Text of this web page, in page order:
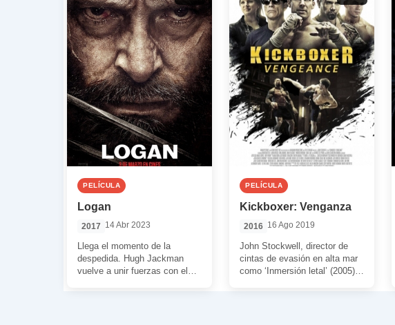
PELÍCULA
Logan
2017 14 Abr 2023
Llega el momento de la
despedida. Hugh Jackman
vuelve a unir fuerzas con el
PELÍCULA
Kickboxer: Venganza
2016 16 Ago 2019
John Stockwell, director de
cintas de evasión en alta mar
como ‘Inmersión letal’ (2005) o